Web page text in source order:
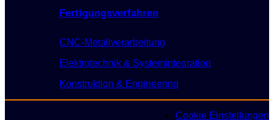
Fertigungsverfahren
CNC-Metallverarbeitung
Elektrotechnik & Systemintegration
Konstruktion & Engineering
Cookie Einstellungen